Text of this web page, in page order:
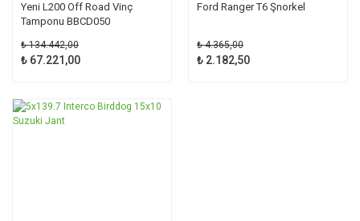
Yeni L200 Off Road Vinç
Tamponu BBCD050
₺ 134.442,00
₺ 67.221,00
Ford Ranger T6 Şnorkel
₺ 4.365,00
₺ 2.182,50